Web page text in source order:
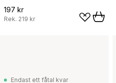
197 kr
Rek. 219 kr
Endast ett fåtal kvar